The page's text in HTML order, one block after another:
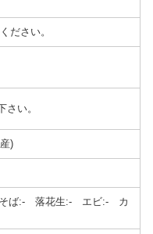
ださい。
さい。
)
ば:- 落花生:- エビ:- カ